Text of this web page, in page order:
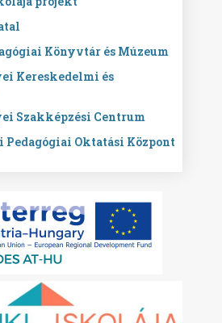
Könyvtár és Múzeum
Kereskedelmi és
Szakképzési Centrum
Pedagógiai Oktatási Központ